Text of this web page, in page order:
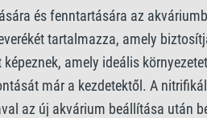
és fenntartására az
tartalmazza, amely
amely ideális
már a kezdetektől. A
az új akvárium beállítása után